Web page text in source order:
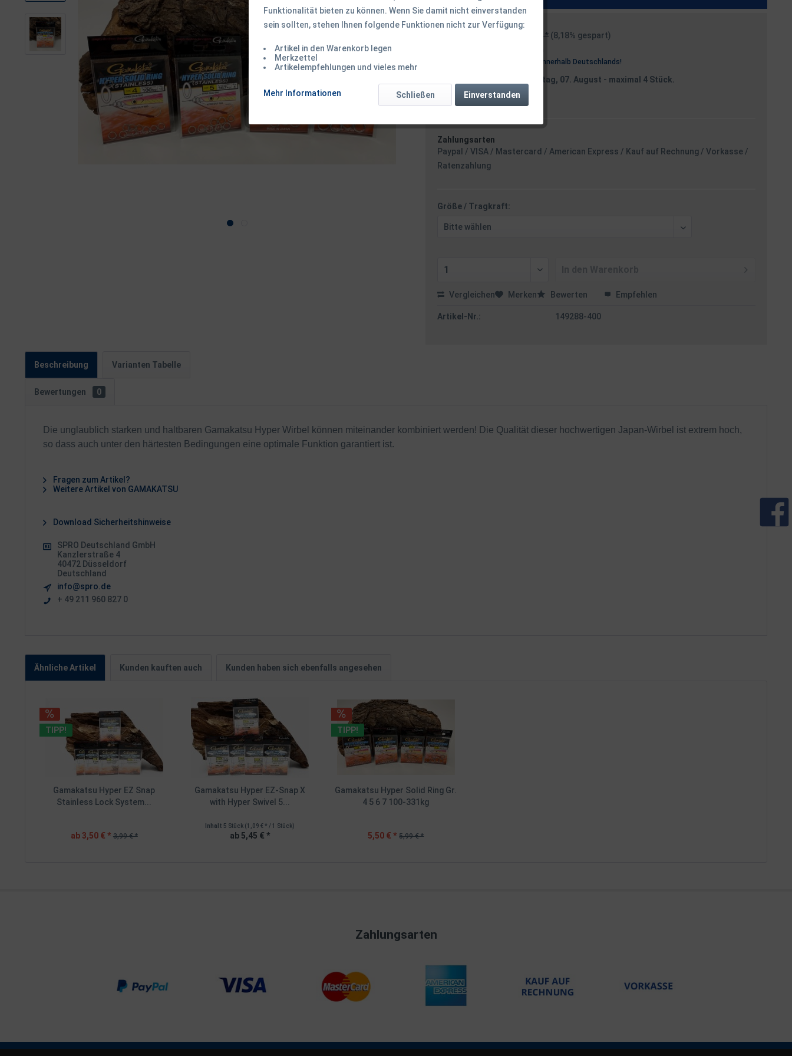
5,50 € * 5,99 € * (8,18% gespart)
innerhalb Deutschlands!
Versand am Freitag, 07. August - maximal 4 Stück.
Zahlungsarten
Paypal / VISA / Mastercard / American Express / Kauf auf Rechnung / Vorkasse /
Ratenzahlung
Größe / Tragkraft:
Vergleichen Merken Bewerten Empfehlen
Artikel-Nr.: 149288-400
Beschreibung Varianten Tabelle
Bewertungen 0
Die unglaublich starken und haltbaren Gamakatsu Hyper Wirbel können miteinander kombiniert werden! Die Qualität dieser hochwertigen Japan-Wirbel ist extrem hoch,
so dass auch unter den härtesten Bedingungen eine optimale Funktion garantiert ist.
Fragen zum Artikel?
Weitere Artikel von GAMAKATSU
Download Sicherheitshinweise
SPRO Deutschland GmbH
Kanzlerstraße 4
40472 Düsseldorf
Deutschland
info@spro.de
+ 49 211 960 827 0
Ähnliche Artikel Kunden kauften auch Kunden haben sich ebenfalls angesehen
TIPP!
Gamakatsu Hyper EZ Snap
Stainless Lock System...
ab 3,50 € * 3,99 € *
Gamakatsu Hyper EZ-Snap X
with Hyper Swivel 5...
Inhalt 5 Stück (1,09 € * / 1 Stück)
ab 5,45 € *
TIPP!
Gamakatsu Hyper Solid Ring Gr.
4 5 6 7 100-331kg
5,50 € * 5,99 € *
Zahlungsarten
Funktionalität bieten zu können. Wenn Sie damit nicht einverstanden
sein sollten, stehen Ihnen folgende Funktionen nicht zur Verfügung:
Artikel in den Warenkorb legen
Merkzettel
Artikelempfehlungen und vieles mehr
Mehr Informationen Einverstanden
Schließen